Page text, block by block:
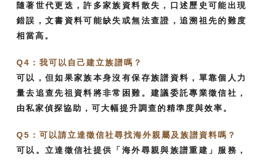
隨著世代更迭，許多家族資料散失，口述歷史可能出現
錯誤，文書資料可能缺失或無法查證，追溯祖先的難度
相當高。
Q4：我可以自己建立族譜嗎？
可以，但如果家族本身沒有保存族譜資料，單靠個人力
量去追查先祖資料將非常困難。建議委託專業徵信社，
由私家偵探協助，可大幅提升調查的精準度與效率。
Q5：可以請立達徵信社尋找海外親屬及族譜資料嗎？
可以。立達徵信社提供「海外尋親與族譜重建」服務，